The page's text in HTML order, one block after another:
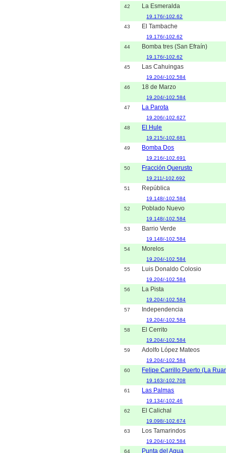
42 La Esmeralda
19.176/-102.62
43
El Tambache
19.176/-102.62
44
Bomba tres (San Efraín)
19.176/-102.62
45
Las Cahuingas
19.204/-102.584
46
18 de Marzo
19.204/-102.584
47
La Parota
19.206/-102.627
48
El Hule
19.215/-102.681
49
Bomba Dos
19.216/-102.691
50
Fracción Querusto
19.211/-102.692
51
República
19.148/-102.584
52
Poblado Nuevo
19.148/-102.584
53
Barrio Verde
19.148/-102.584
54
Morelos
19.204/-102.584
55
Luis Donaldo Colosio
19.204/-102.584
56
La Pista
19.204/-102.584
57
Independencia
19.204/-102.584
58
El Cerrito
19.204/-102.584
59
Adolfo López Mateos
19.204/-102.584
60
Felipe Carrillo Puerto (La
19.163/-102.708
61
Las Palmas
19.134/-102.46
62
El Calichal
19.098/-102.674
63
Los Tamarindos
19.204/-102.584
64
Punta del Agua